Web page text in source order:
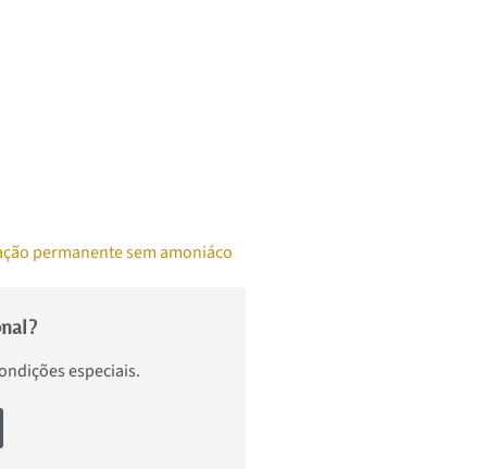
permanente sem amoniáco
especiais.